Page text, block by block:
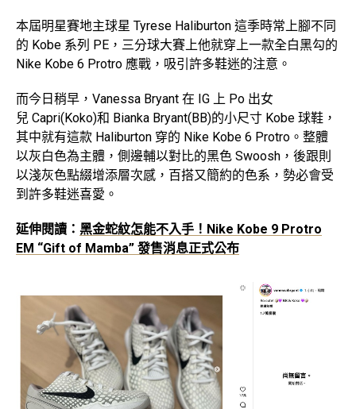
本屆明星賽地主球星 Tyrese Haliburton 這季時常上腳不同
的 Kobe 系列 PE，三分球大賽上他就穿上一款全白黑勾的
Nike Kobe 6 Protro 應戰，吸引許多鞋迷的注意。
而今日稍早，Vanessa Bryant 在 IG 上 Po 出女
兒 Capri(Koko)和 Bianka Bryant(BB)的小尺寸 Kobe 球鞋，
其中就有這款 Haliburton 穿的 Nike Kobe 6 Protro。整體
以灰白色為主體，側邊輔以對比的黑色 Swoosh，後跟則
以淺灰色點綴增添層次感，百搭又簡約的色系，勢必會受
到許多鞋迷喜愛。
延伸閱讀： 黑金蛇紋怎能不入手！Nike Kobe 9 Protro
EM “Gift of Mamba” 發售消息正式公布